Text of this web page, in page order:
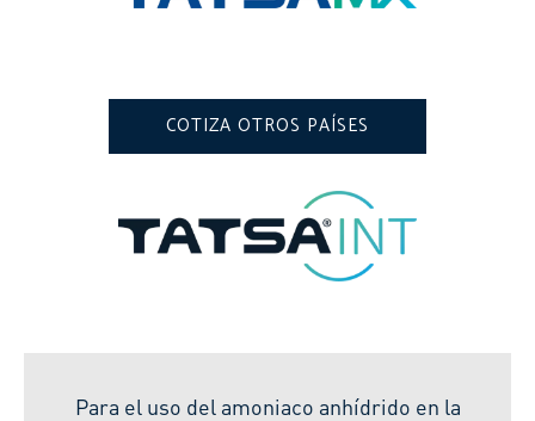
COTIZA OTROS PAÍSES
Para el uso del amoniaco anhídrido en la